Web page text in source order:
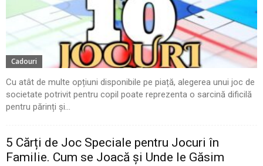
Cadouri
Cu atât de multe opțiuni disponibile pe piață, alegerea unui joc de
societate potrivit pentru copil poate reprezenta o sarcină dificilă
pentru părinți și...
5 Cărți de Joc Speciale pentru Jocuri în
Familie. Cum se Joacă și Unde le Găsim